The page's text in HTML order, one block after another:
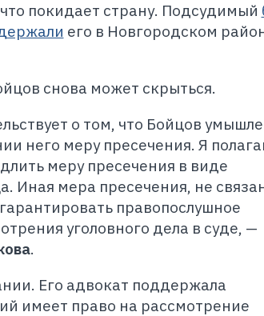
покидает страну. Подсудимый
его в Новгородском
снова может скрыться.
о том, что Бойцов
него меру пресечения. Я
меру пресечения в виде
Иная мера пресечения, не
правопослушное
уголовного дела в суде, —
.
Его адвокат поддержала
имеет право на рассмотрение